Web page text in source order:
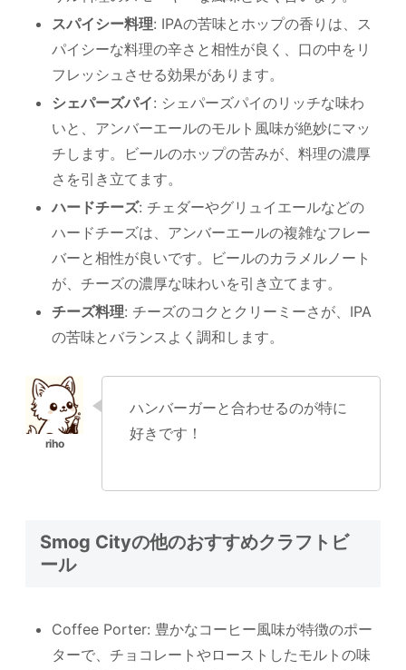
スパイシー料理: IPAの苦味とホップの香りは、ス
パイシーな料理の辛さと相性が良く、口の中をリ
フレッシュさせる効果があります。
シェパーズパイ: シェパーズパイのリッチな味わ
いと、アンバーエールのモルト風味が絶妙にマッ
チします。ビールのホップの苦みが、料理の濃厚
さを引き立てます。
ハードチーズ: チェダーやグリュイエールなどの
ハードチーズは、アンバーエールの複雑なフレー
バーと相性が良いです。ビールのカラメルノート
が、チーズの濃厚な味わいを引き立てます。
チーズ料理: チーズのコクとクリーミーさが、IPA
の苦味とバランスよく調和します。
ハンバーガーと合わせるのが特に
好きです！
Smog Cityの他のおすすめクラフトビ
ール
Coffee Porter: 豊かなコーヒー風味が特徴のポー
ターで、チョコレートやローストしたモルトの味